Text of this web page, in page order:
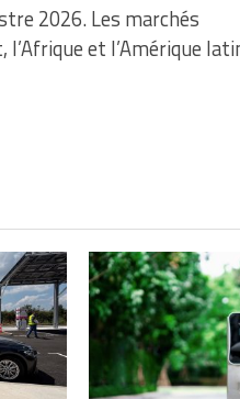
2026. Les marchés
et l’Amérique